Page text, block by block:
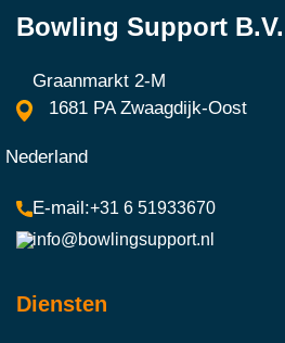
Bowling Support B.V.
Graanmarkt 2-M
1681 PA Zwaagdijk-Oost
Nederland
+31 6 51933670
info@bowlingsupport.nl
Diensten